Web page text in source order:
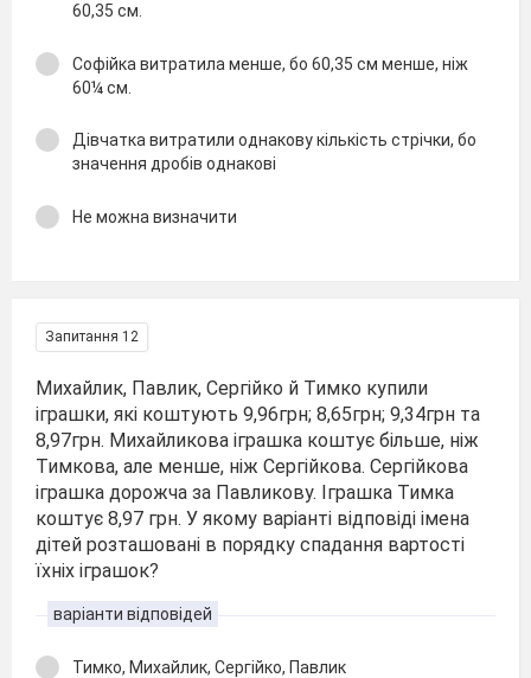
60,35 см.
Софійка витратила менше, бо 60,35 см менше, ніж
60¼ см.
Дівчатка витратили однакову кількість стрічки, бо
значення дробів однакові
Не можна визначити
Запитання 12
Михайлик, Павлик, Сергійко й Тимко купили
іграшки, які коштують 9,96грн; 8,65грн; 9,34грн та
8,97грн. Михайликова іграшка коштує більше, ніж
Тимкова, але менше, ніж Сергійкова. Сергійкова
іграшка дорожча за Павликову. Іграшка Тимка
коштує 8,97 грн. У якому варіанті відповіді імена
дітей розташовані в порядку спадання вартості
їхніх іграшок?
варіанти відповідей
Тимко, Михайлик, Сергійко, Павлик